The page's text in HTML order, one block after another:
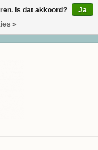
Is dat akkoord?
Ja
»